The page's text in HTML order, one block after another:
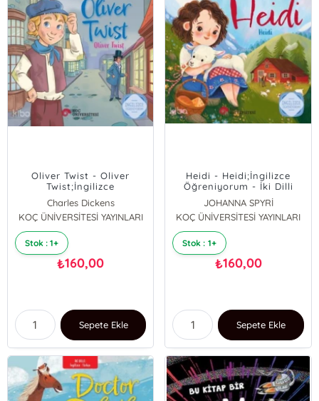
Oliver Twist - Oliver
Twist;İngilizce
Öğreniyorum - İki Dilli
Kitaplar
Charles Dickens
KOÇ ÜNİVERSİTESİ YAYINLARI
Stok : 1+
₺160,00
Sepete Ekle
Heidi - Heidi;İngilizce
Öğreniyorum - İki Dilli
Kitaplar
JOHANNA SPYRİ
KOÇ ÜNİVERSİTESİ YAYINLARI
Stok : 1+
₺160,00
Sepete Ekle